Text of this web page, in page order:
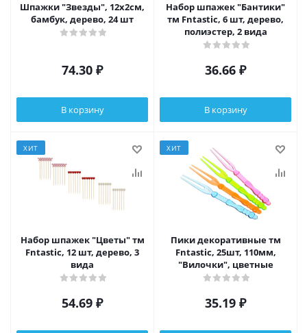
Шпажки "Звезды", 12x2см,
бамбук, дерево, 24 шт
74.30 ₽
В корзину
Набор шпажек "Бантики"
тм Fntastic, 6 шт, дерево,
полиэстер, 2 вида
36.66 ₽
В корзину
ХИТ
Набор шпажек "Цветы" тм
Fntastic, 12 шт, дерево, 3
вида
54.69 ₽
ХИТ
Пики декоративные тм
Fntastic, 25шт, 110мм,
"Вилочки", цветные
35.19 ₽